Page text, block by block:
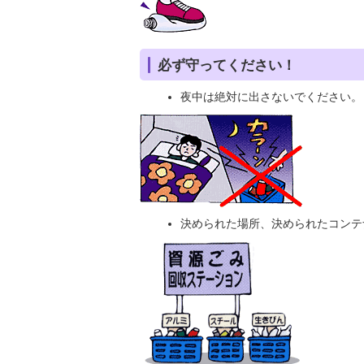
必ず守ってください！
夜中は絶対に出さないでください。
決められた場所、決められたコン